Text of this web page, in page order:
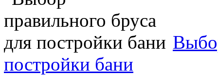
постройки бани